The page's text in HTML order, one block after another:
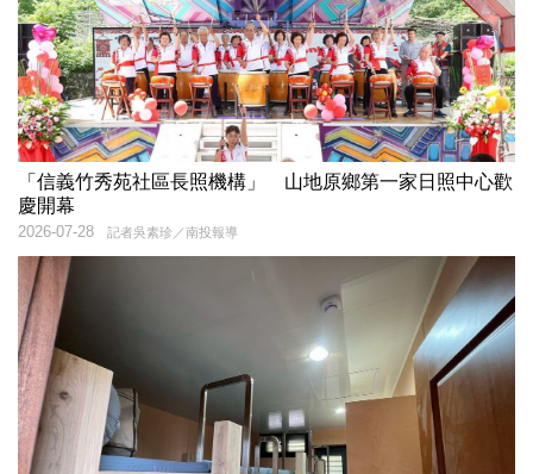
「信義竹秀苑社區長照機構」 山地原鄉第一家日照中心歡
慶開幕
記者吳素珍／南投報導
2026-07-28